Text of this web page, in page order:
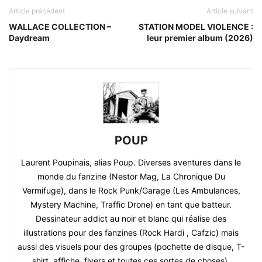
Article précédent
WALLACE COLLECTION –
Daydream
Article suivant
STATION MODEL VIOLENCE :
leur premier album (2026)
POUP
Laurent Poupinais, alias Poup. Diverses aventures dans le
monde du fanzine (Nestor Mag, La Chronique Du
Vermifuge), dans le Rock Punk/Garage (Les Ambulances,
Mystery Machine, Traffic Drone) en tant que batteur.
Dessinateur addict au noir et blanc qui réalise des
illustrations pour des fanzines (Rock Hardi , Cafzic) mais
aussi des visuels pour des groupes (pochette de disque, T-